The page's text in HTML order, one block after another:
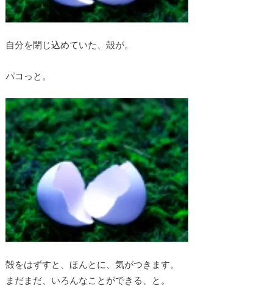
自分を閉じ込めていた、殻が。
パコっと。
殻をはずすと、ほんとに、気がつきます。
まだまだ、いろんなことができる、と。